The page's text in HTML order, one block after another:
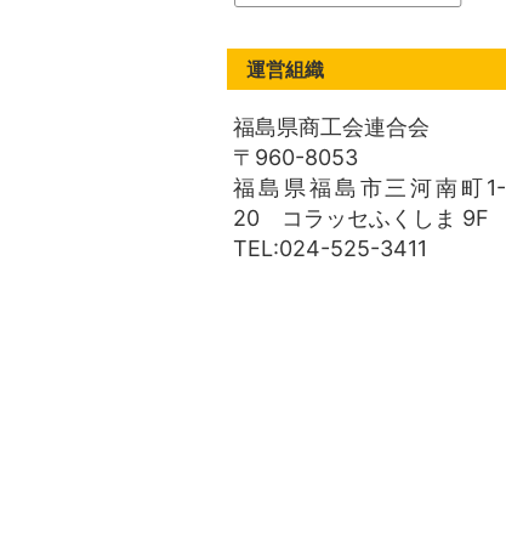
運営組織
福島県商工会連合会
〒960-8053
福島県福島市三河南町1-
20 コラッセふくしま 9F
TEL:024-525-3411